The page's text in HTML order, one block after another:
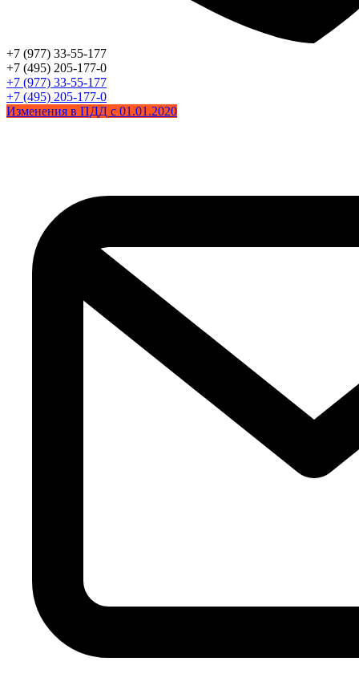
+7 (977) 33-55-177
+7 (495) 205-177-0
+7 (977) 33-55-177
+7 (495) 205-177-0
Изменения в ПДД с 01.01.2020